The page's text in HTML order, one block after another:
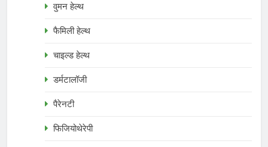
वुमन हेल्थ
फैमिली हेल्थ
चाइल्ड हेल्थ
डर्मटालॉजी
पैरेनटी
फिजियोथेरेपी